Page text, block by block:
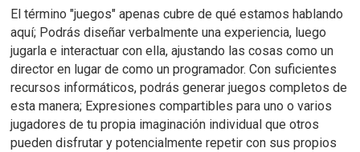
El término "juegos" apenas cubre de qué estamos hablando
aquí; Podrás diseñar verbalmente una experiencia, luego
jugarla e interactuar con ella, ajustando las cosas como un
director en lugar de como un programador.Con suficientes
recursos informáticos, podrás generar juegos completos de
esta manera; Expresiones compartibles para uno o varios
jugadores de tu propia imaginación individual que otros
pueden disfrutar y potencialmente repetir con sus propios